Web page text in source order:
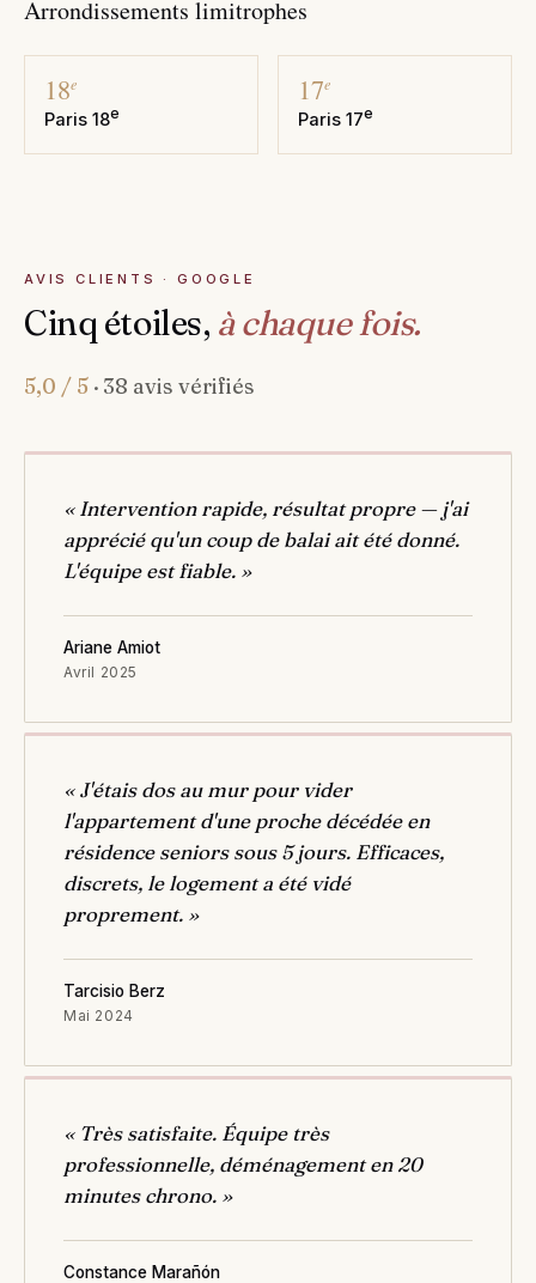
Arrondissements limitrophes
18e
Paris 18e
17e
Paris 17e
AVIS CLIENTS · GOOGLE
Cinq étoiles, à chaque fois.
5,0 / 5 · 38 avis vérifiés
« Intervention rapide, résultat propre — j'ai
apprécié qu'un coup de balai ait été donné.
L'équipe est fiable. »
Ariane Amiot
Avril 2025
« J'étais dos au mur pour vider
l'appartement d'une proche décédée en
résidence seniors sous 5 jours. Efficaces,
discrets, le logement a été vidé
proprement. »
Tarcisio Berz
Mai 2024
« Très satisfaite. Équipe très
professionnelle, déménagement en 20
minutes chrono. »
Constance Marañón